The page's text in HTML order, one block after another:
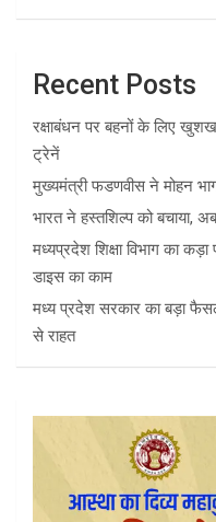
Recent Posts
रक्षाबंधन पर बहनों के लिए
ट्रेनें
मुख्यमंत्री फडणवीस ने मोहन
भारत ने हस्तशिल्प को बचाया,
मध्यप्रदेश शिक्षा विभाग का
डाइस का काम
मध्य प्रदेश सरकार का बड़ा
से राहत